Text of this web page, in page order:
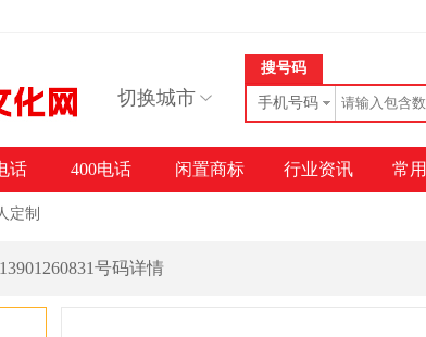
切换城市
搜号码
手机号码
定制
话 400电话 闲置商标 行业资讯 常
13901260831号码详情